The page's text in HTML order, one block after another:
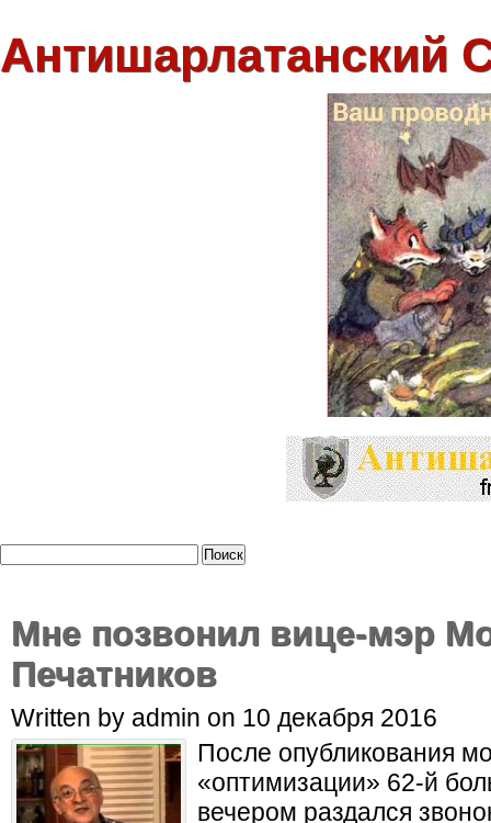
Антишарлатанский
Мне позвонил вице-мэр
Печатников
Written by admin on 10 декабря 2016
После опубликования
«оптимизации» 62-й
вечером раздался